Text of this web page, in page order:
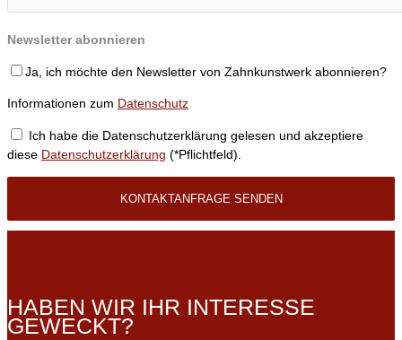
Newsletter abonnieren
Ja, ich möchte den Newsletter von Zahnkunstwerk abonnieren?
Informationen zum Datenschutz
Ich habe die Datenschutzerklärung gelesen und akzeptiere
diese Datenschutzerklärung (*Pflichtfeld).
HABEN WIR IHR INTERESSE
GEWECKT?